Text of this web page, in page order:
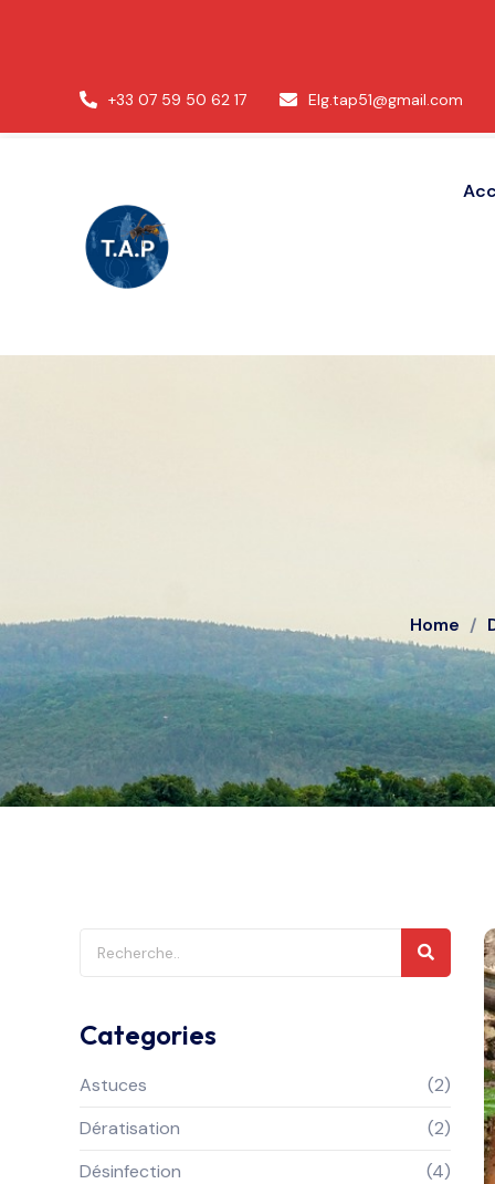
+33 07 59 50 62 17 Elg.tap51@gmail.com
Home /
Categories
Astuces
(2)
Dératisation
(2)
Désinfection
(4)